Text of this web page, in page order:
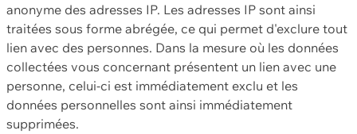
anonyme des adresses IP. Les adresses IP sont ainsi
traitées sous forme abrégée, ce qui permet d'exclure tout
lien avec des personnes. Dans la mesure où les données
collectées vous concernant présentent un lien avec une
personne, celui-ci est immédiatement exclu et les
données personnelles sont ainsi immédiatement
supprimées.